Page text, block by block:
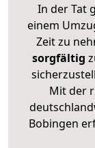
In der Tat
einem
Zeit zu
sorgfältig
Mit der
Bobingen